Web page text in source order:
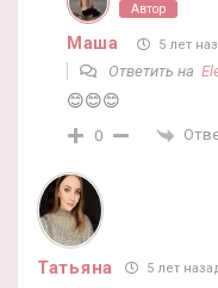
Автор
Маша 5 лет
Ответить на
😊😊😊
0
Татьяна 5 лет